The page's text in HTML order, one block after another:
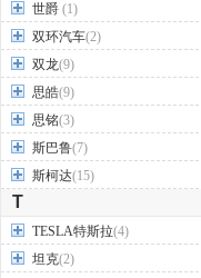
世爵 (1)
双环汽车(2)
双龙(9)
思皓(9)
思铭(3)
斯巴鲁(7)
斯柯达(15)
T
TESLA特斯拉(4)
坦克(2)